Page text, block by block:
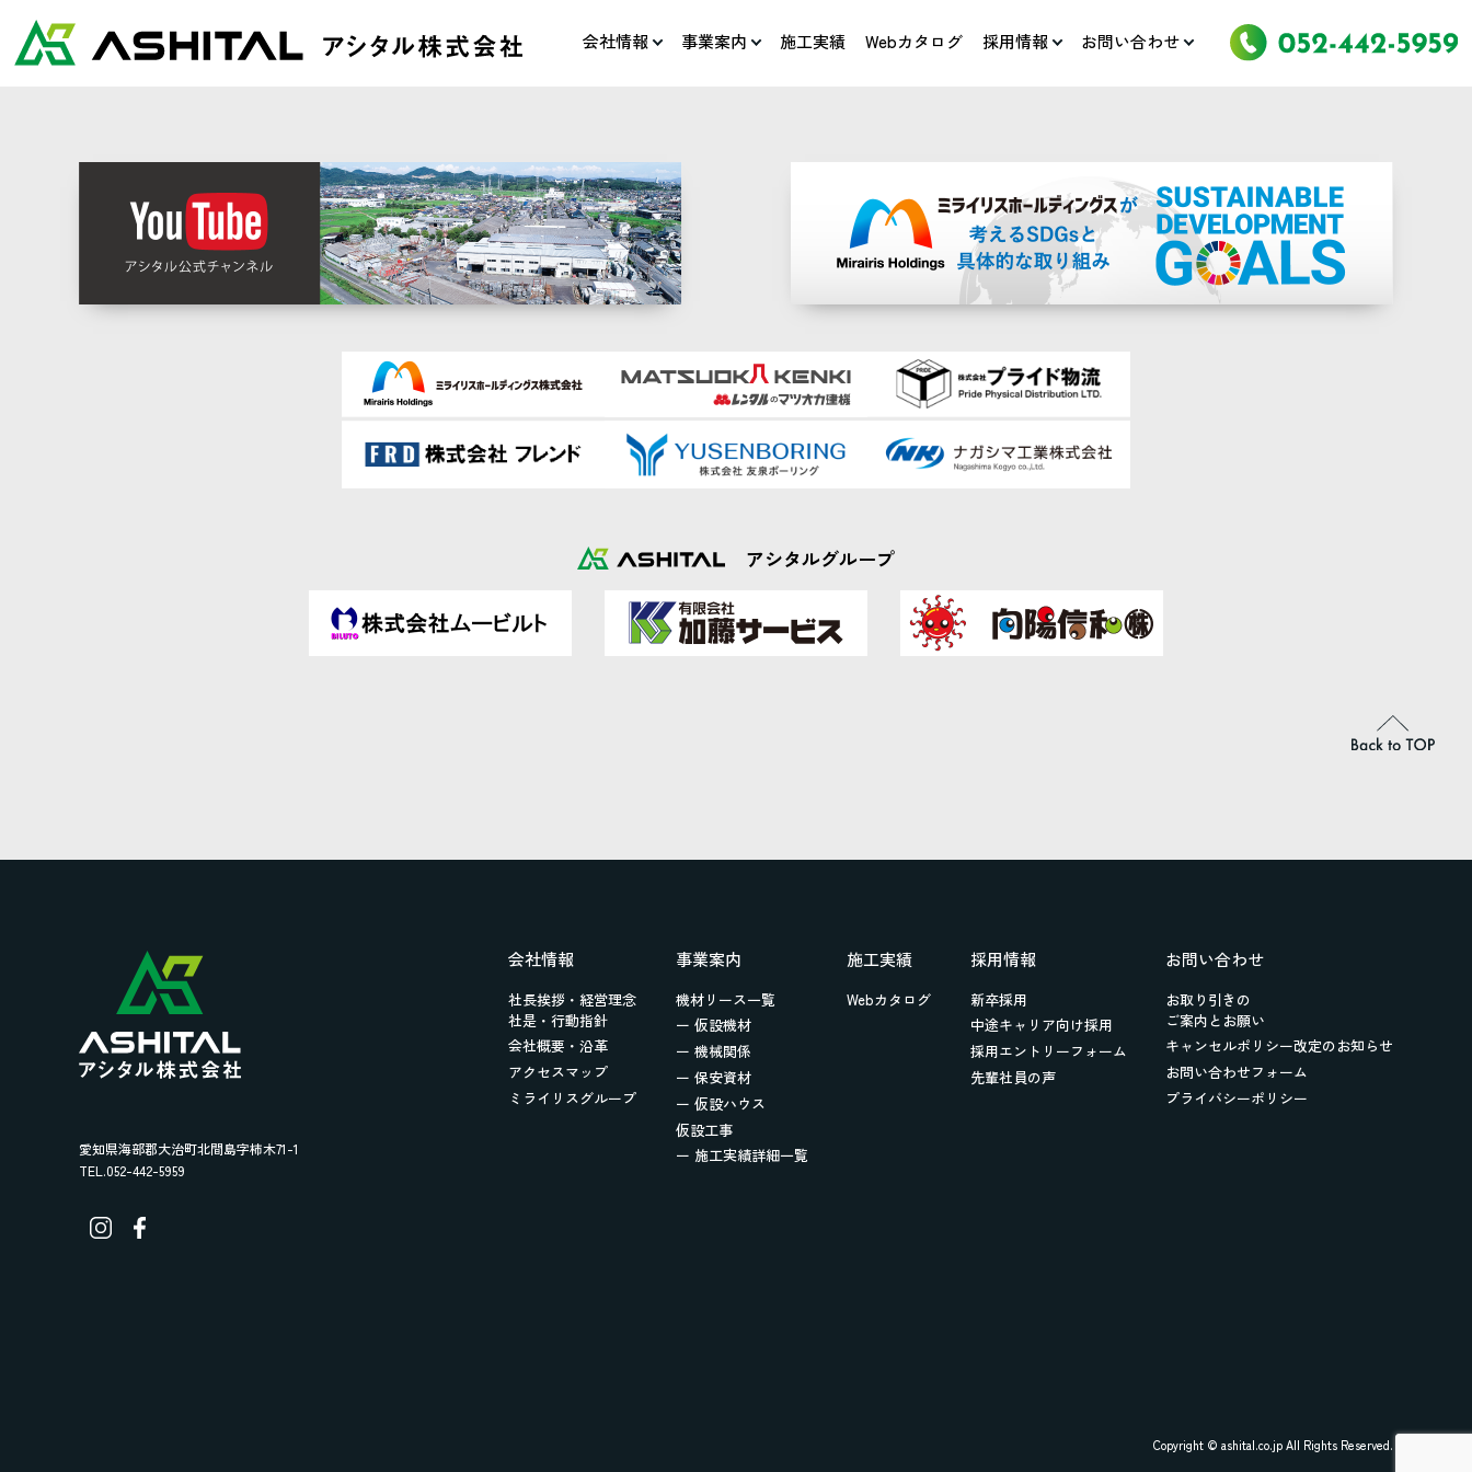
会社情報 事業案内 施工実績 Webカタログ 採用情報 お問い合わせ
アシタルグループ
愛知県海部郡大治町北間島字柿木71-1
TEL.052-442-5959
会社情報
社長挨拶・経営理念
社是・行動指針
会社概要・沿革
アクセスマップ
ミライリスグループ
事業案内
機材リース一覧
ー 仮設機材
ー 機械関係
ー 保安資材
ー 仮設ハウス
仮設工事
ー 施工実績詳細一覧
施工実績
Webカタログ
採用情報
新卒採用
中途キャリア向け採用
採用エントリーフォーム
先輩社員の声
お問い合わせ
お取り引きの
ご案内とお願い
キャンセルポリシー改定のお知らせ
お問い合わせフォーム
プライバシーポリシー
Copyright © ashital.co.jp All Rights Reserved.